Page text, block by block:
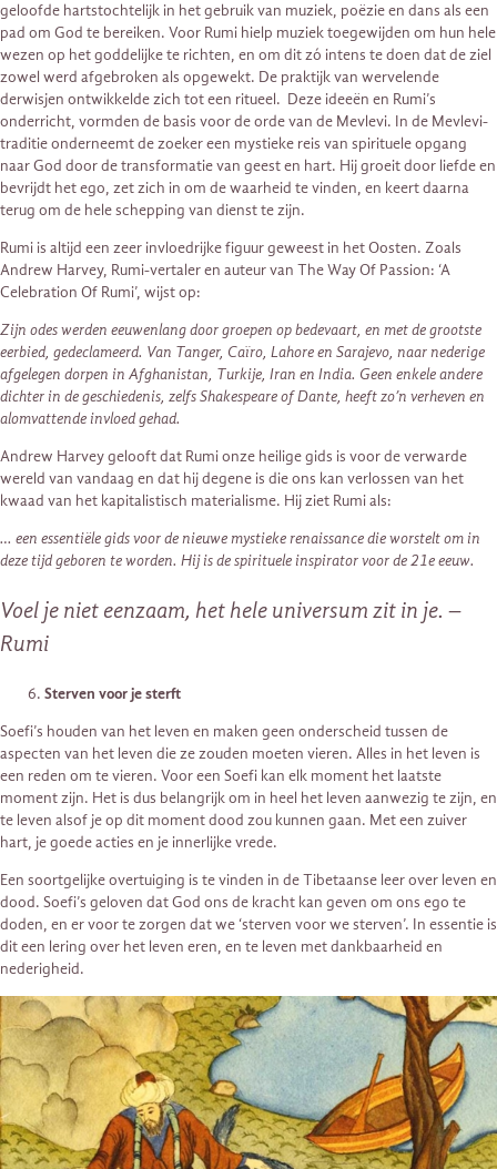
geloofde hartstochtelijk in het gebruik van muziek, poëzie en dans als een
pad om God te bereiken. Voor Rumi hielp muziek toegewijden om hun hele
wezen op het goddelijke te richten, en om dit zó intens te doen dat de ziel
zowel werd afgebroken als opgewekt. De praktijk van wervelende
derwisjen ontwikkelde zich tot een ritueel. Deze ideeën en Rumi’s
onderricht, vormden de basis voor de orde van de Mevlevi. In de Mevlevi-
traditie onderneemt de zoeker een mystieke reis van spirituele opgang
naar God door de transformatie van geest en hart. Hij groeit door liefde en
bevrijdt het ego, zet zich in om de waarheid te vinden, en keert daarna
terug om de hele schepping van dienst te zijn.
Rumi is altijd een zeer invloedrijke figuur geweest in het Oosten. Zoals
Andrew Harvey, Rumi-vertaler en auteur van The Way Of Passion: ‘A
Celebration Of Rumi’, wijst op:
Zijn odes werden eeuwenlang door groepen op bedevaart, en met de grootste
eerbied, gedeclameerd. Van Tanger, Caïro, Lahore en Sarajevo, naar nederige
afgelegen dorpen in Afghanistan, Turkije, Iran en India. Geen enkele andere
dichter in de geschiedenis, zelfs Shakespeare of Dante, heeft zo’n verheven en
alomvattende invloed gehad.
Andrew Harvey gelooft dat Rumi onze heilige gids is voor de verwarde
wereld van vandaag en dat hij degene is die ons kan verlossen van het
kwaad van het kapitalistisch materialisme. Hij ziet Rumi als:
… een essentiële gids voor de nieuwe mystieke renaissance die worstelt om in
deze tijd geboren te worden. Hij is de spirituele inspirator voor de 21e eeuw.
Voel je niet eenzaam, het hele universum zit in je. –
Rumi
Sterven voor je sterft
Soefi’s houden van het leven en maken geen onderscheid tussen de
aspecten van het leven die ze zouden moeten vieren. Alles in het leven is
een reden om te vieren. Voor een Soefi kan elk moment het laatste
moment zijn. Het is dus belangrijk om in heel het leven aanwezig te zijn, en
te leven alsof je op dit moment dood zou kunnen gaan. Met een zuiver
hart, je goede acties en je innerlijke vrede.
Een soortgelijke overtuiging is te vinden in de Tibetaanse leer over leven en
dood. Soefi’s geloven dat God ons de kracht kan geven om ons ego te
doden, en er voor te zorgen dat we ‘sterven voor we sterven’. In essentie is
dit een lering over het leven eren, en te leven met dankbaarheid en
nederigheid.